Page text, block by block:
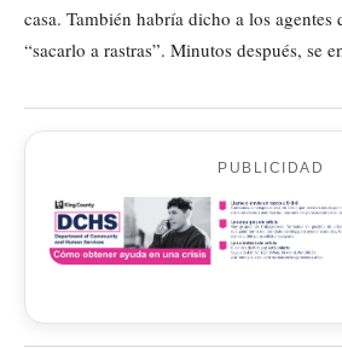
casa. También habría dicho a los agentes
“sacarlo a rastras”. Minutos después, se
PUBLICIDAD